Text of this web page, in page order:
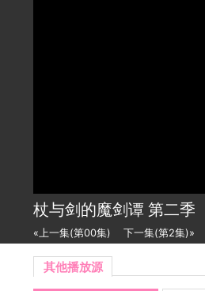
杖与剑的魔剑谭 第二季
«上一集(第00集) 下一集(第2集)»
其他播放源